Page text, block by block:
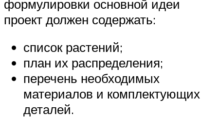
формулировки основной идеи
проект должен содержать:
список растений;
план их распределения;
перечень необходимых
материалов и комплектующих
деталей.